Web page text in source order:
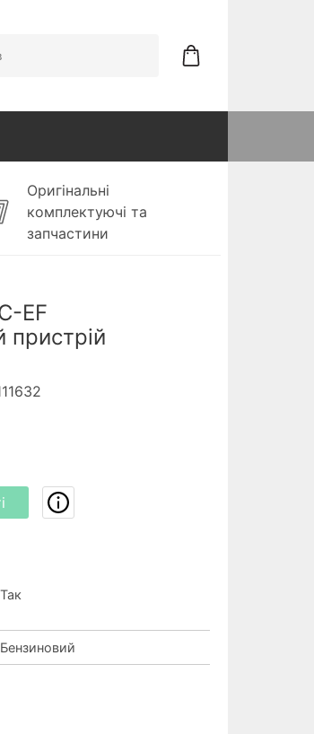
Оригінальні
комплектуючі та
запчастини
EF
пристрій
Так
Бензиновий